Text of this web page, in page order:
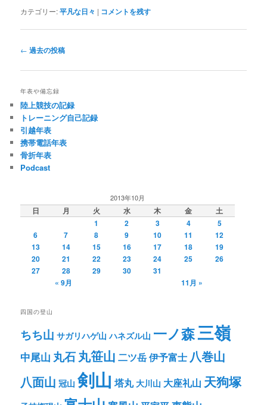
カテゴリー:平凡な日々 | コメントを残す
投
ナ
ビ
ゲ
ー
シ
ョ
ン
← 過去の投稿
年表や備忘録
陸上競技の記録
トレーニング自己記録
引越年表
携帯電話年表
骨折年表
Podcast
2013年10月
日 月 火 水 木 金
土
1
2 3 4
5
6
7 8 9 10 11
12
13
14 15 16 17 18
19
20
21 22 23 24 25
26
27
28 29 30
31
« 9月
11月 »
四国の登山
ちち山 サガリハゲ山 ハネズル山 一ノ森三嶺
中尾山 丸石丸笹山 二ツ岳伊予富士 八巻山
八面山 冠山 剣山 塔丸 大川山 大座礼山 天狗塚